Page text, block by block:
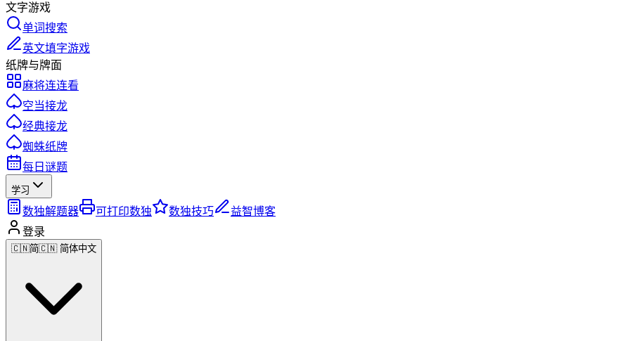
文字游戏
单词搜索
英文填字游戏
纸牌与牌面
麻将连连看
空当接龙
经典接龙
蜘蛛纸牌
每日谜题
学习
数独解题器 可打印数独 数独技巧
益智博客
登录
🇨🇳简🇨🇳 简体中文